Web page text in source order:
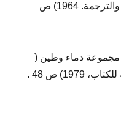
المؤسسة المصرية العامة للتاليف والترجمة. 1964) ص
دماء وطين (
ص 48 .